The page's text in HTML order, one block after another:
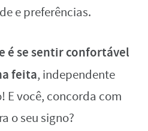
e preferências.
é se sentir confortável
feita, independente
E você, concorda com
o seu signo?